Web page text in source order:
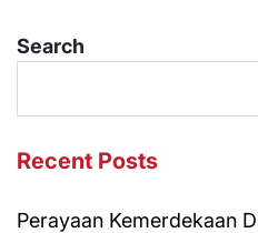
Search
Recent Posts
Perayaan Kemerdekaan